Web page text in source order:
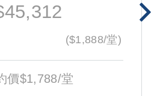
($1,888/堂)
堂